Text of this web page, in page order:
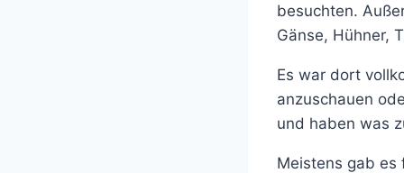
besuchten.
Gänse, Hühner,
Es war dort
anzuschauen
und haben was
Meistens gab es